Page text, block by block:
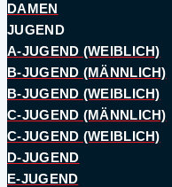
DAMEN
JUGEND
A-JUGEND (WEIBLICH)
B-JUGEND (MÄNNLICH)
B-JUGEND (WEIBLICH)
C-JUGEND (MÄNNLICH)
C-JUGEND (WEIBLICH)
D-JUGEND
E-JUGEND